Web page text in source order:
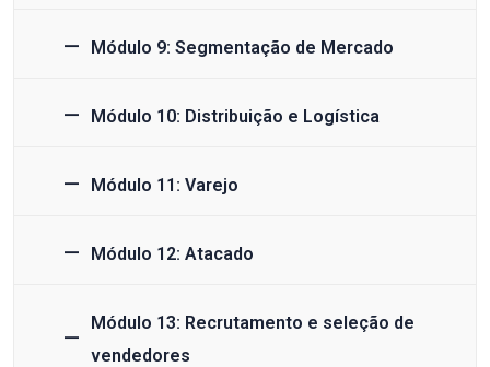
Módulo 9: Segmentação de Mercado
Módulo 10: Distribuição e Logística
Módulo 11: Varejo
Módulo 12: Atacado
Módulo 13: Recrutamento e seleção de
vendedores